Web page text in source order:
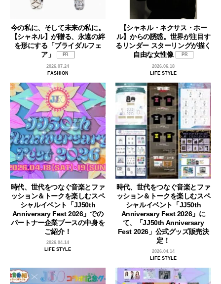
今の私に、そして未来の私に。
【シャネル】が贈る、永遠の絆
を形にする「ブライダルフェ
ア」
PR
2026.07.24
FASHION
【シャネル・ネクサス・ホー
ル】からの誘惑。世界が注目す
るリンダー スターリングが描く
自由な女性像
PR
2026.06.18
LIFE STYLE
時代、世代をつなぐ音楽とファ
ッション＆トークを楽しむスペ
シャルイベント「JJ50th
Anniversary Fest 2026」での
パートナー企業ブースの中身を
ご紹介！
2026.04.14
LIFE STYLE
時代、世代をつなぐ音楽とファ
ッション＆トークを楽しむスペ
シャルイベント「JJ50th
Anniversary Fest 2026」に
て、「JJ50th Anniversary
Fest 2026」公式グッズ販売決
定！
2026.04.14
LIFE STYLE